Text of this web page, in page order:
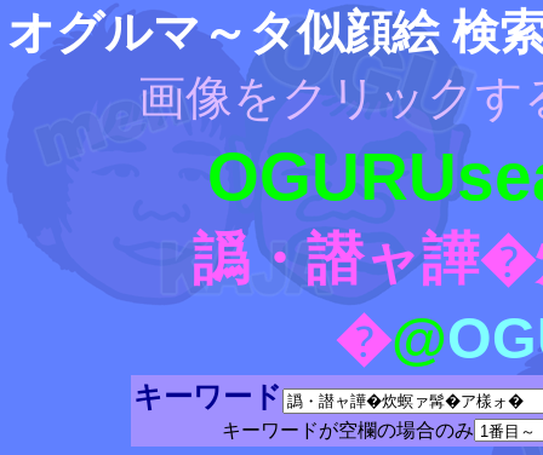
オグルマ～タ似顔絵 検
画像をクリックす
譌・譛ャ譁
�@
キーワード
キーワードが空欄の場合のみ